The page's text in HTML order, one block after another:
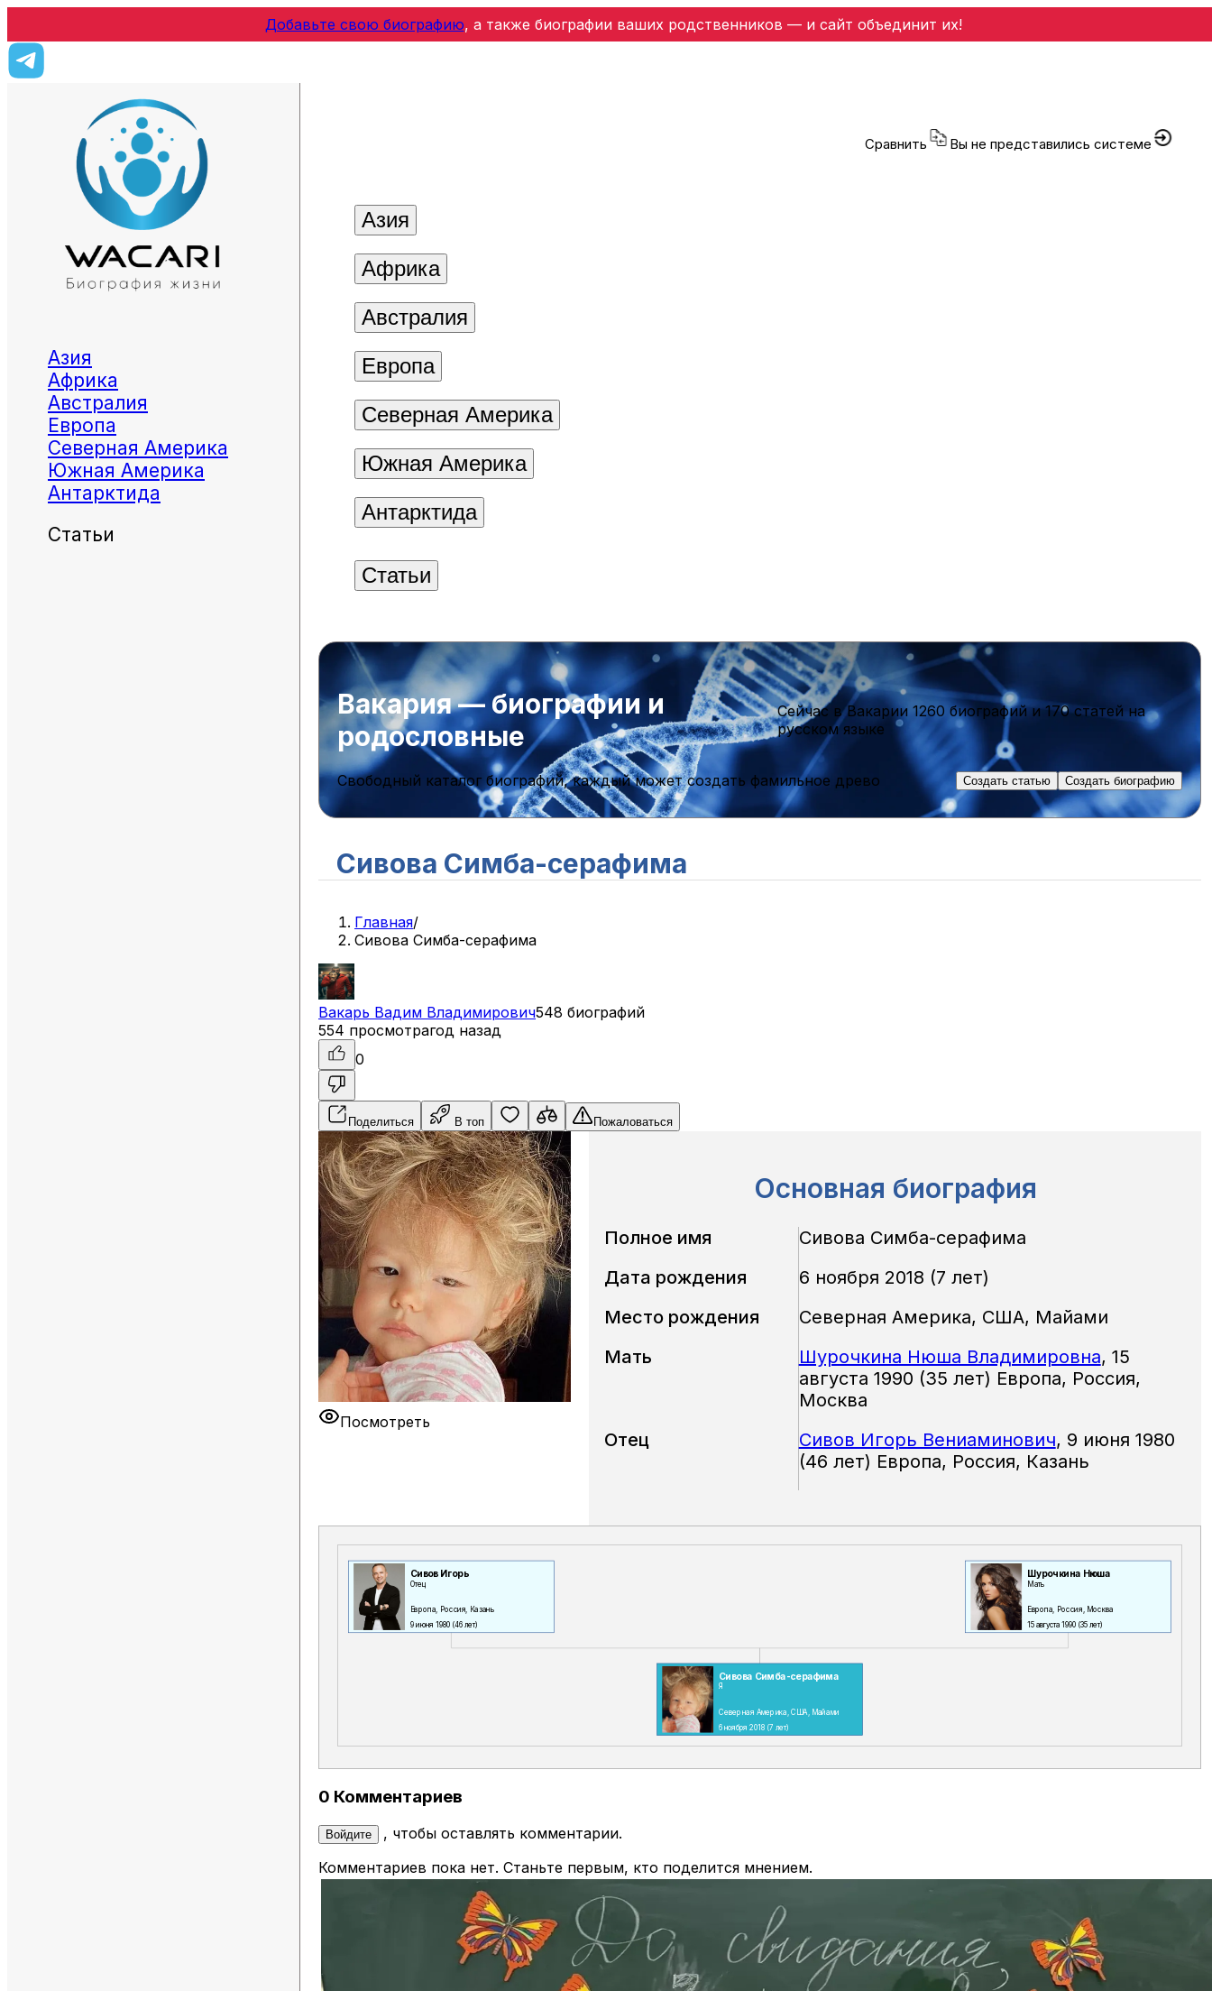
Добавьте свою биографию, а также биографии ваших родственников — и сайт объединит их!
Азия
Африка
Австралия
Европа
Северная Америка
Южная Америка
Антарктида
Статьи
Сравнить Вы не представились системе
Азия
Африка
Австралия
Европа
Северная Америка
Южная Америка
Антарктида
Статьи
Вакария — биографии и
родословные
Cейчас в Вакарии 1260 биографийи170 статейна
русском языке
Свободный каталог биографий, каждый может создать фамильное древо Создать статью Создать биографию
Сивова Симба-серафима
Главная/
Сивова Симба-серафима
Вакарь Вадим Владимирович548 биографий
554 просмотрагод назад
0
Поделиться В топ Пожаловаться
Посмотреть
Основная биография
Полное имя
Сивова Симба-серафима
Дата рождения
6 ноября 2018 (7 лет)
Место рождения
Северная Америка, США, Майами
Мать
Шурочкина Нюша Владимировна, 15
августа 1990 (35 лет) Европа, Россия,
Москва
Отец
Сивов Игорь Вениаминович, 9 июня 1980
(46 лет) Европа, Россия, Казань
Сивов Игорь
Отец
Европа, Россия, Казань
9 июня 1980 (46 лет)
Шурочкина Нюша
Мать
Европа, Россия, Москва
15 августа 1990 (35 лет)
Сивова Симба-серафима
Я
Северная Америка, США, Майами
6 ноября 2018 (7 лет)
0 Комментариев
Войдите
, чтобы оставлять комментарии.
Комментариев пока нет. Станьте первым, кто поделится мнением.